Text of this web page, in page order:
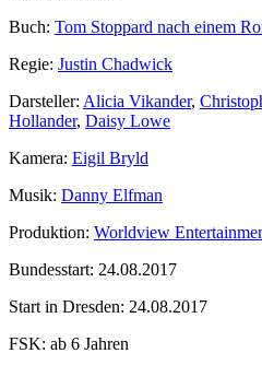
Buch: Tom Stoppard nach einem
Regie: Justin Chadwick
Darsteller: Alicia Vikander,
Hollander, Daisy Lowe
Kamera: Eigil Bryld
Musik: Danny Elfman
Produktion: Worldview
Bundesstart: 24.08.2017
Start in Dresden: 24.08.2017
FSK: ab 6 Jahren